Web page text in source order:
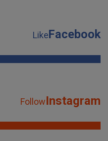
LikeFacebook
FollowInstagram